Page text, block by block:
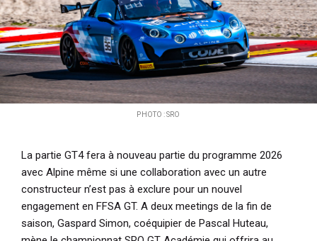
PHOTO : SRO
La partie GT4 fera à nouveau partie du programme 2026
avec Alpine même si une collaboration avec un autre
constructeur n’est pas à exclure pour un nouvel
engagement en FFSA GT. A deux meetings de la fin de
saison, Gaspard Simon, coéquipier de Pascal Huteau,